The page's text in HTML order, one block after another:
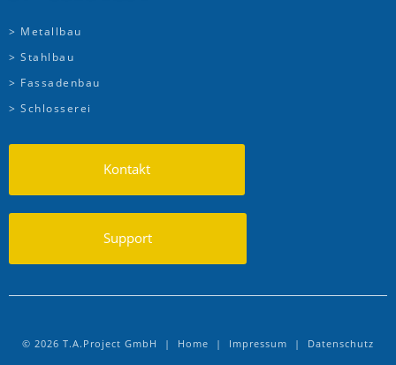
> Metallbau
> Stahlbau
> Fassadenbau
> Schlosserei
Kontakt
Support
© 2026 T.A.Project GmbH | Home | Impressum | Datenschutz